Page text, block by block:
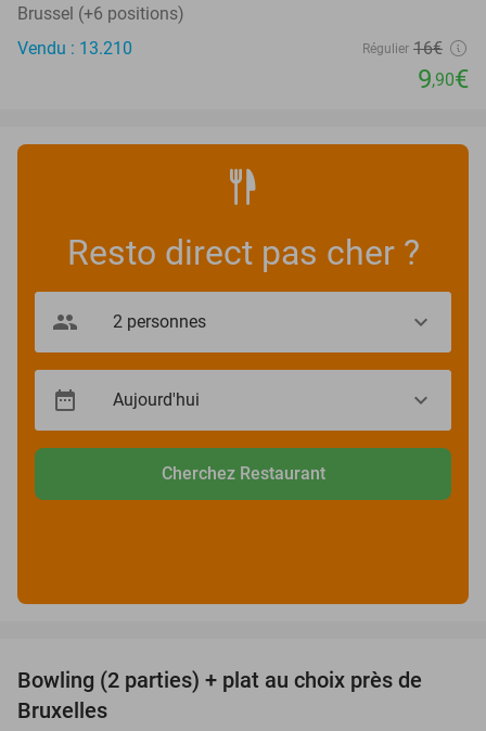
Brussel (+6 positions)
Vendu : 13.210
Régulier 16€
9,90€
Resto direct pas cher ?
Cherchez Restaurant
38%
Bowling (2 parties) + plat au choix près de
Bruxelles